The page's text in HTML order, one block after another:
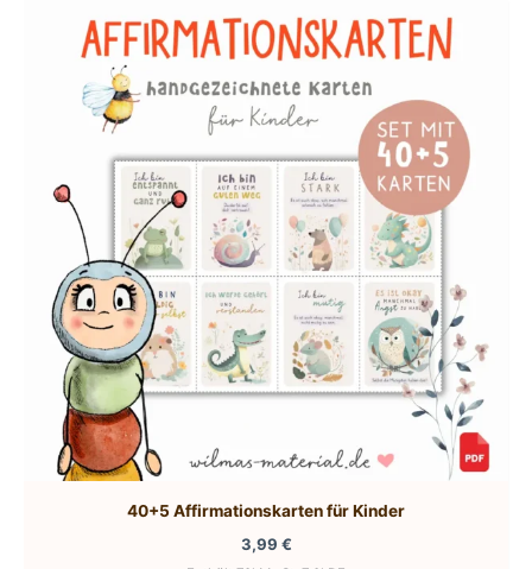
40+5 Affirmationskarten für Kinder
3,99 €